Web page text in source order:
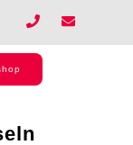
P
h
o
n
E
n
v